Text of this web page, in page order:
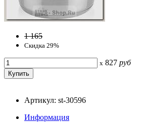
1 165
Скидка 29%
x 827 руб
Артикул: st-30596
Информация